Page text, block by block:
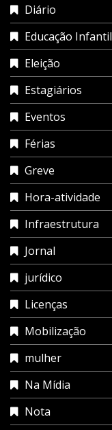
Diário
Educação Infantil
Eleição
Estagiários
Eventos
Férias
Greve
Hora-atividade
Infraestrutura
Jornal
jurídico
Licenças
Mobilização
mulher
Na Mídia
Nota